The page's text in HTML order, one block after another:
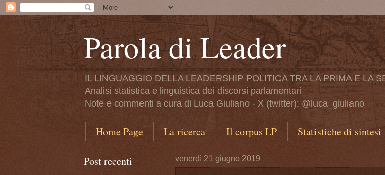
Parola di Leader
IL LINGUAGGIO DELLA LEADERSHIP POLITICA TRA LA PRIMA E LA
Analisi statistica e linguistica dei discorsi parlamentari
Note e commenti a cura di Luca Giuliano - X (twitter): @luca_giuliano
Home Page La ricerca Il corpus LP Statistiche di sintesi
venerdì 21 giugno 2019
Post recenti